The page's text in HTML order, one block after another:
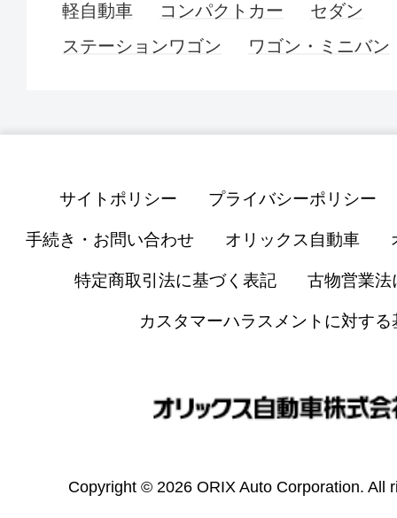
軽自動車 コンパクトカー
セダン
ステーションワゴン
ワゴン・ミニバン
サイトポリシー プライバシーポリシー
手続き・お問い合わせ オリックス自動車
特定商取引法に基づく表記 古物営業法
カスタマーハラスメントに対する
Copyright © 2026 ORIX Auto Corporation. All